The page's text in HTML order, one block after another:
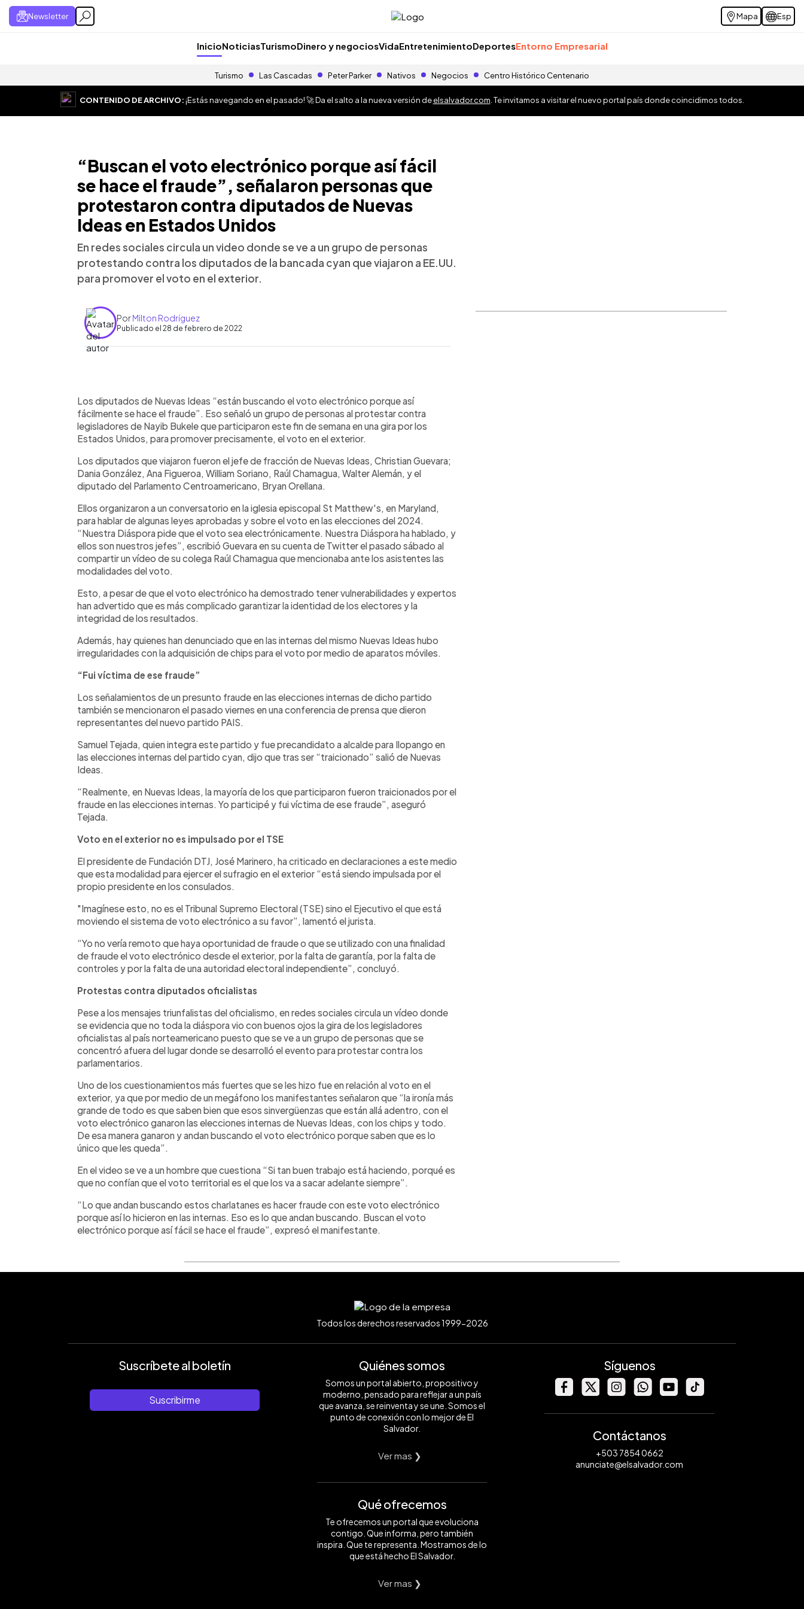
Newsletter Mapa Esp
InicioNoticiasTurismoDinero y negociosVidaEntretenimientoDeportesEntorno Empresarial
Turismo Las Cascadas Peter Parker Nativos Negocios Centro Histórico Centenario
CONTENIDO DE ARCHIVO:¡Estás navegando en el pasado! 🚀 Da el salto a la nueva versión deelsalvador.com . Te invitamos a visitar el nuevo portal país donde coincidimos todos.
“Buscan el voto electrónico porque así fácil
se hace el fraude”, señalaron personas que
protestaron contra diputados de Nuevas
Ideas en Estados Unidos
En redes sociales circula un video donde se ve a un grupo de personas
protestando contra los diputados de la bancada cyan que viajaron a EE.UU.
para promover el voto en el exterior.
PorMilton Rodríguez
Publicado el 28 de febrero de 2022
► Escuchar artículo
Los diputados de Nuevas Ideas “están buscando el voto electrónico porque así
fácilmente se hace el fraude”. Eso señaló un grupo de personas al protestar contra
legisladores de Nayib Bukele que participaron este fin de semana en una gira por los
Estados Unidos, para promover precisamente, el voto en el exterior.
Los diputados que viajaron fueron el jefe de fracción de Nuevas Ideas, Christian Guevara;
Dania González, Ana Figueroa, William Soriano, Raúl Chamagua, Walter Alemán, y el
diputado del Parlamento Centroamericano, Bryan Orellana.
Ellos organizaron a un conversatorio en la iglesia episcopal St Matthew's, en Maryland,
para hablar de algunas leyes aprobadas y sobre el voto en las elecciones del 2024.
“Nuestra Diáspora pide que el voto sea electrónicamente. Nuestra Diáspora ha hablado, y
ellos son nuestros jefes”, escribió Guevara en su cuenta de Twitter el pasado sábado al
compartir un vídeo de su colega Raúl Chamagua que mencionaba ante los asistentes las
modalidades del voto.
Esto, a pesar de que el voto electrónico ha demostrado tener vulnerabilidades y expertos
han advertido que es más complicado garantizar la identidad de los electores y la
integridad de los resultados.
Además, hay quienes han denunciado que en las internas del mismo Nuevas Ideas hubo
irregularidades con la adquisición de chips para el voto por medio de aparatos móviles.
“Fui víctima de ese fraude”
Los señalamientos de un presunto fraude en las elecciones internas de dicho partido
también se mencionaron el pasado viernes en una conferencia de prensa que dieron
representantes del nuevo partido PAIS.
Samuel Tejada, quien integra este partido y fue precandidato a alcalde para Ilopango en
las elecciones internas del partido cyan, dijo que tras ser “traicionado” salió de Nuevas
Ideas.
“Realmente, en Nuevas Ideas, la mayoría de los que participaron fueron traicionados por el
fraude en las elecciones internas. Yo participé y fui víctima de ese fraude”, aseguró
Tejada.
Voto en el exterior no es impulsado por el TSE
El presidente de Fundación DTJ, José Marinero, ha criticado en declaraciones a este medio
que esta modalidad para ejercer el sufragio en el exterior “está siendo impulsada por el
propio presidente en los consulados.
"Imagínese esto, no es el Tribunal Supremo Electoral (TSE) sino el Ejecutivo el que está
moviendo el sistema de voto electrónico a su favor”, lamentó el jurista.
“Yo no vería remoto que haya oportunidad de fraude o que se utilizado con una finalidad
de fraude el voto electrónico desde el exterior, por la falta de garantía, por la falta de
controles y por la falta de una autoridad electoral independiente”, concluyó.
Protestas contra diputados oficialistas
Pese a los mensajes triunfalistas del oficialismo, en redes sociales circula un vídeo donde
se evidencia que no toda la diáspora vio con buenos ojos la gira de los legisladores
oficialistas al país norteamericano puesto que se ve a un grupo de personas que se
concentró afuera del lugar donde se desarrolló el evento para protestar contra los
parlamentarios.
Uno de los cuestionamientos más fuertes que se les hizo fue en relación al voto en el
exterior, ya que por medio de un megáfono los manifestantes señalaron que “la ironía más
grande de todo es que saben bien que esos sinvergüenzas que están allá adentro, con el
voto electrónico ganaron las elecciones internas de Nuevas Ideas, con los chips y todo.
De esa manera ganaron y andan buscando el voto electrónico porque saben que es lo
único que les queda”.
En el video se ve a un hombre que cuestiona “Si tan buen trabajo está haciendo, porqué es
que no confían que el voto territorial es el que los va a sacar adelante siempre”.
“Lo que andan buscando estos charlatanes es hacer fraude con este voto electrónico
porque así lo hicieron en las internas. Eso es lo que andan buscando. Buscan el voto
electrónico porque así fácil se hace el fraude”, expresó el manifestante.
Todos los derechos reservados 1999-2026
Suscríbete al boletín
Suscribirme
Quiénes somos
Somos un portal abierto, propositivo y
moderno, pensado para reflejar a un país
que avanza, se reinventa y se une. Somos el
punto de conexión con lo mejor de El
Salvador.
Ver mas ❯
Qué ofrecemos
Te ofrecemos un portal que evoluciona
contigo. Que informa, pero también
inspira. Que te representa. Mostramos de lo
que está hecho El Salvador.
Ver mas ❯
Síguenos
Contáctanos
+503 7854 0662
anunciate@elsalvador.com